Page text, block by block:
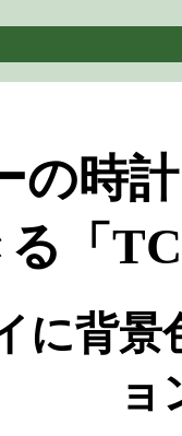
の時
「
に背景
ョ